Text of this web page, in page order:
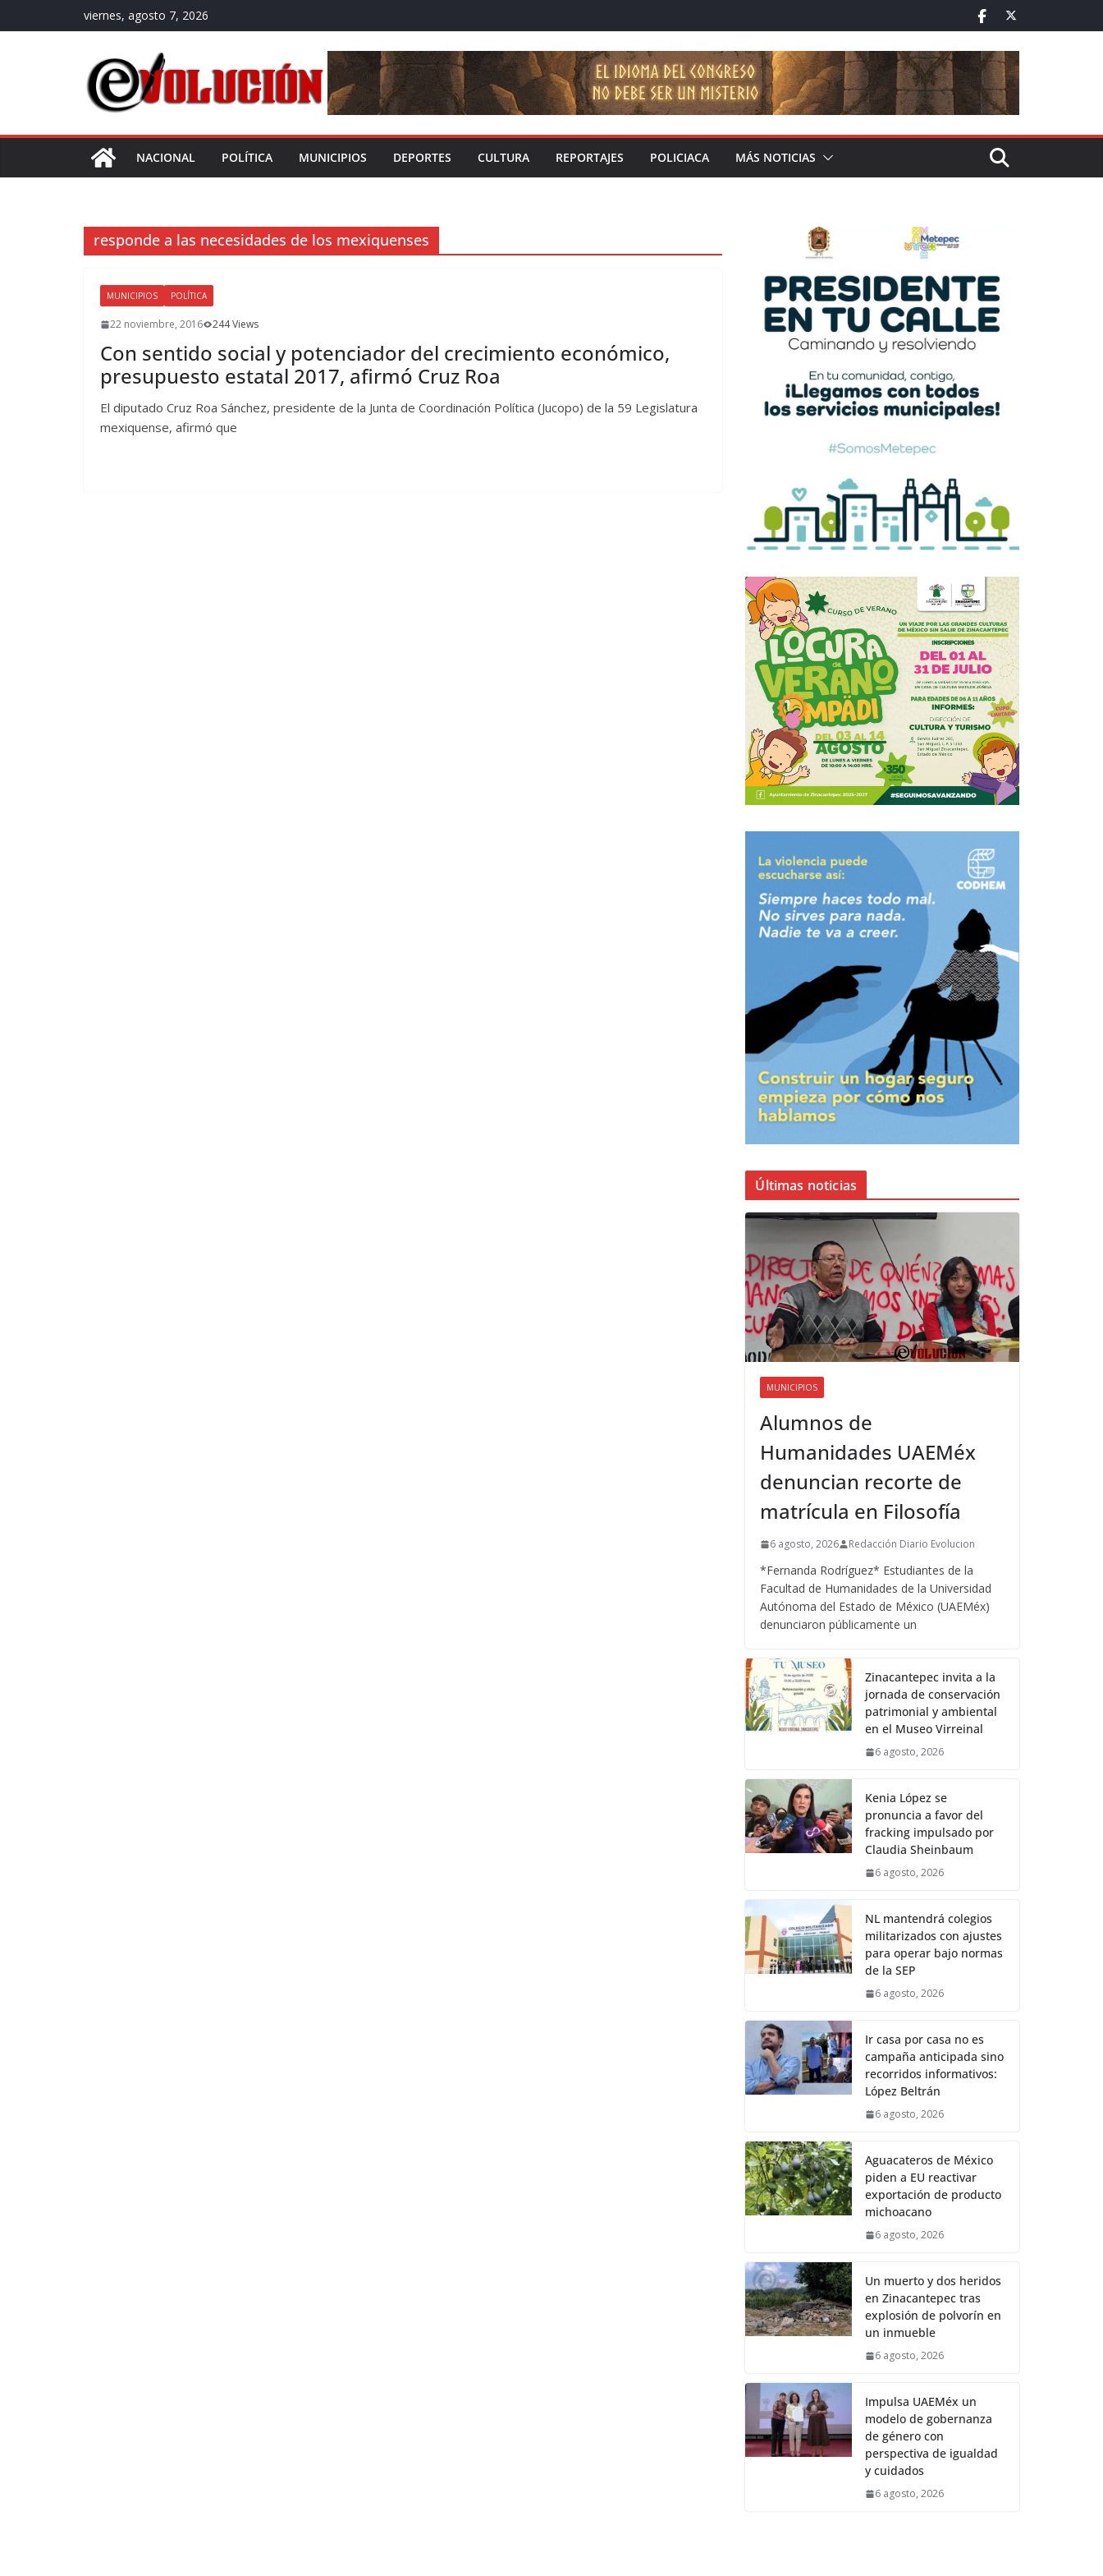
al
viernes, agosto 7, 2026
NACIONAL POLÍTICA MUNICIPIOS DEPORTES CULTURA REPORTAJES POLICIACA MÁS NOTICIAS
responde a las necesidades de los mexiquenses
MUNICIPIOS POLÍTICA
22 noviembre, 2016 244 Views
Con sentido social y potenciador del crecimiento económico,
presupuesto estatal 2017, afirmó Cruz Roa
El diputado Cruz Roa Sánchez, presidente de la Junta de Coordinación Política (Jucopo) de la 59 Legislatura
mexiquense, afirmó que
Últimas noticias
MUNICIPIOS
Alumnos de
Humanidades UAEMéx
denuncian recorte de
matrícula en Filosofía
6 agosto, 2026 Redacción Diario Evolucion
*Fernanda Rodríguez* Estudiantes de la
Facultad de Humanidades de la Universidad
Autónoma del Estado de México (UAEMéx)
denunciaron públicamente un
Zinacantepec invita a la
jornada de conservación
patrimonial y ambiental
en el Museo Virreinal
6 agosto, 2026
Kenia López se
pronuncia a favor del
fracking impulsado por
Claudia Sheinbaum
6 agosto, 2026
NL mantendrá colegios
militarizados con ajustes
para operar bajo normas
de la SEP
6 agosto, 2026
Ir casa por casa no es
campaña anticipada sino
recorridos informativos:
López Beltrán
6 agosto, 2026
Aguacateros de México
piden a EU reactivar
exportación de producto
michoacano
6 agosto, 2026
Un muerto y dos heridos
en Zinacantepec tras
explosión de polvorín en
un inmueble
6 agosto, 2026
Impulsa UAEMéx un
modelo de gobernanza
de género con
perspectiva de igualdad
y cuidados
6 agosto, 2026